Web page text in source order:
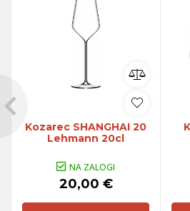
Kozarec SHANGHAI 20
Lehmann 20cl
NA ZALOGI
20,00 €